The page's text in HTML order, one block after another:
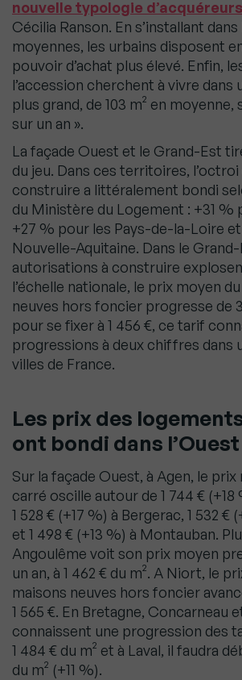
nouvelle typologie d’acquéreurs
Cécilia Ranson. En s’installant
moyennes, les urbains disposent
pouvoir d’achat plus élevé. Enfin,
l’accession cherchent à vivre dans
plus grand, de 103 m² en
sur un an ».
La façade Ouest et le Grand-Est
du jeu. Dans ces territoires,
construire a littéralement bondi
du Ministère du Logement : +31 %
+27 % pour les Pays-de-la-Loire
Nouvelle-Aquitaine. Dans le
autorisations à construire
l’échelle nationale, le prix moyen
neuves hors foncier progresse de
pour se fixer à 1 456 €, ce tarif
progressions à deux chiffres dans
villes de France.
Les prix des
ont bondi dans l’Ouest
Sur la façade Ouest, à Agen, le
carré oscille autour de 1 744 €
1 528 € (+17 %) à Bergerac, 1 532 €
et 1 498 € (+13 %) à Montauban.
Angoulême voit son prix moyen
un an, à 1 462 € du m². A Niort, le
maisons neuves hors foncier
1 565 €. En Bretagne, Concarneau
connaissent une progression des
1 484 € du m² et à Laval, il faudra
du m² (+11 %).